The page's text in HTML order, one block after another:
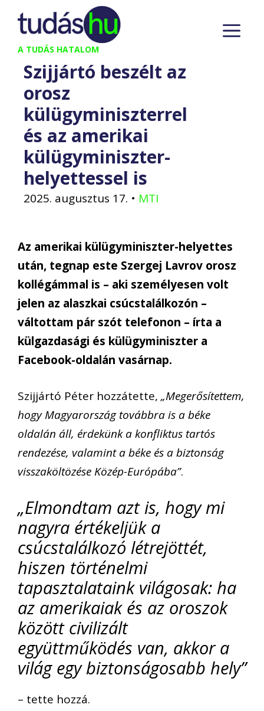
Kilépés
tartalomba
A TUDÁS HATALOM
Szijjártó beszélt az
orosz
külügyminiszterrel
és az amerikai
külügyminiszter-
helyettessel is
2025. augusztus 17. • MTI
Az amerikai külügyminiszter-helyettes
után, tegnap este Szergej Lavrov orosz
kollégámmal is – aki személyesen volt
jelen az alaszkai csúcstalálkozón –
váltottam pár szót telefonon – írta a
külgazdasági és külügyminiszter a
Facebook-oldalán vasárnap.
Szijjártó Péter hozzátette, „Megerősítettem,
hogy Magyarország továbbra is a béke
oldalán áll, érdekünk a konfliktus tartós
rendezése, valamint a béke és a biztonság
visszaköltözése Közép-Európába”.
„Elmondtam azt is, hogy mi
nagyra értékeljük a
csúcstalálkozó létrejöttét,
hiszen történelmi
tapasztalataink világosak: ha
az amerikaiak és az oroszok
között civilizált
együttműködés van, akkor a
világ egy biztonságosabb hely”
– tette hozzá.